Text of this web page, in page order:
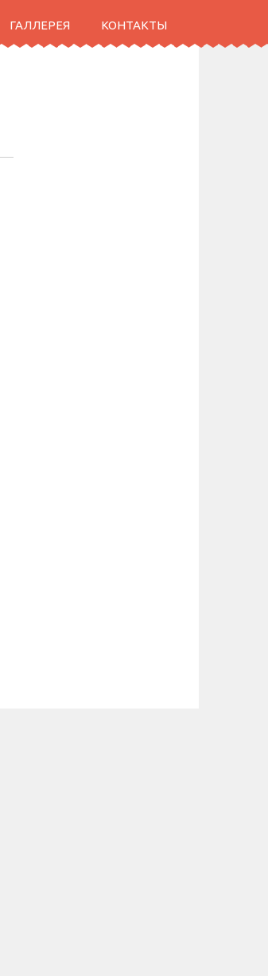
ГАЛЛЕРЕЯ КОНТАКТЫ